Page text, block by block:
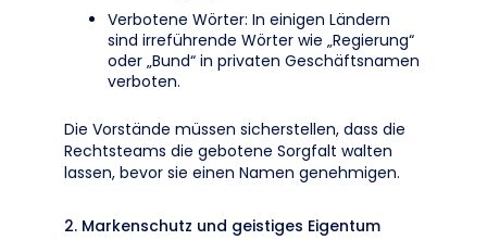
Verbotene Wörter: In einigen Ländern
sind irreführende Wörter wie „Regierung“
oder „Bund“ in privaten Geschäftsnamen
verboten.
Die Vorstände müssen sicherstellen, dass die
Rechtsteams die gebotene Sorgfalt walten
lassen, bevor sie einen Namen genehmigen.
2. Markenschutz und geistiges Eigentum